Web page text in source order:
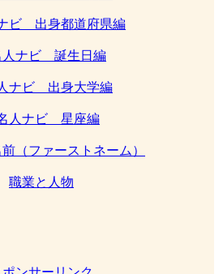
ビ 出身都道府県編
人ナビ 誕生日編
ナビ 出身大学編
人ナビ 星座編
（ファーストネーム）
職業と人物